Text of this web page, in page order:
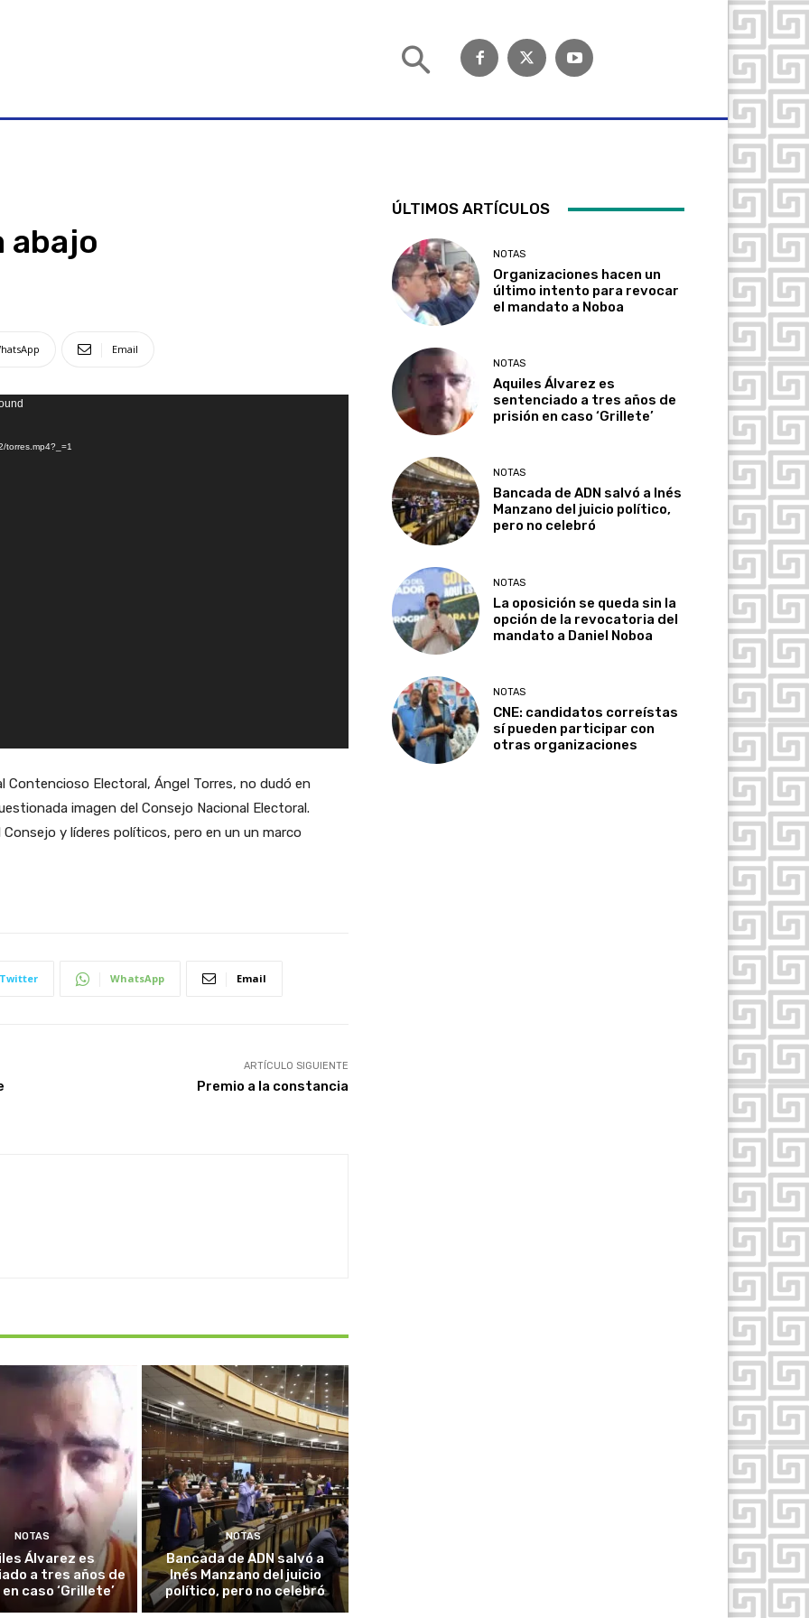
abajo
Email
torres.mp4?_=1
Contencioso Electoral, Ángel Torres, no dudó en
imagen del Consejo Nacional Electoral.
y líderes políticos, pero en un un marco
Twitter WhatsApp Email
ARTÍCULO SIGUIENTE
Premio a la constancia
NOTAS
Álvarez es
a tres años de
caso ‘Grillete’
NOTAS
Bancada de ADN salvó a
Inés Manzano del juicio
político, pero no celebró
ÚLTIMOS ARTÍCULOS
NOTAS
Organizaciones hacen un
último intento para revocar
el mandato a Noboa
NOTAS
Aquiles Álvarez es
sentenciado a tres años de
prisión en caso ‘Grillete’
NOTAS
Bancada de ADN salvó a Inés
Manzano del juicio político,
pero no celebró
NOTAS
La oposición se queda sin la
opción de la revocatoria del
mandato a Daniel Noboa
NOTAS
CNE: candidatos correístas
sí pueden participar con
otras organizaciones